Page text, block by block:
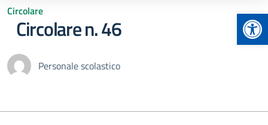
Circolare
Circolare n. 46
Personale scolastico